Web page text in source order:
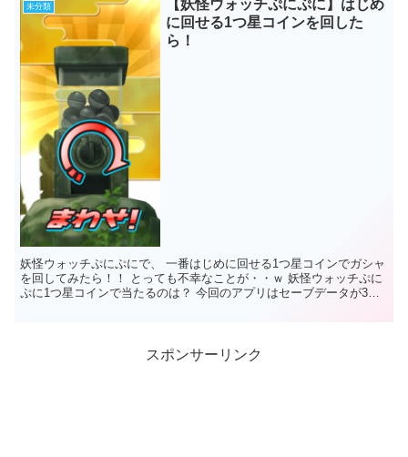
未分類
【妖怪ウォッチぷにぷに】はじめ
に回せる1つ星コインを回した
ら！
妖怪ウォッチぷにぷにで、 一番はじめに回せる1つ星コインでガシャ
を回してみたら！！ とっても不幸なことが・・ｗ 妖怪ウォッチぷに
ぷに1つ星コインで当たるのは？ 今回のアプリはセーブデータが3つ
スポンサーリンク